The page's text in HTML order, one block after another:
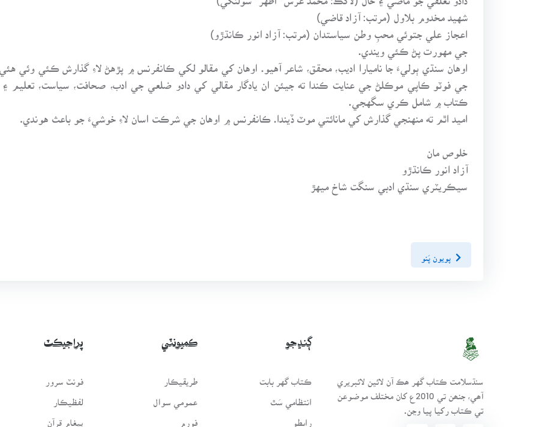
شهيد مخدوم بلاول (مرتب: آزاد قاضي)
اعجاز علي جتوئي محبِ وطن سياستدان (مرتب: آزاد انور ڪانڌڙو)
اوهان سنڌي ٻوليءَ جا ناميارا اديب، محقق، شاعر آهيو. اوهان کي مقالو لکي ڪانفرنس ۾ پڙهڻ لاءِ گذارش ڪئي وئي
جي فوٽو ڪاپي موڪلڻ جي عنايت ڪندا ته جيئن ان يادگار مقالي کي دادو ضلعي جي ادب، صحافت، سياست، تعليم ۽
ڪتاب ۾ شامل ڪري سگهجي.
اميد اٿم ته منهنجي گذارش کي مانائتي موٽ ڏيندا. ڪانفرنس ۾ اوهان جي شرڪت اسان لاءِ خوشيءَ جو باعث هوندي.
خلوص مان
آزاد انور ڪانڌڙو
سيڪريٽري سنڌي ادبي سنگت شاخ ميهڙ
پويون پَنو
سنڌسلامت ڪتاب گهر ھڪ آن لائين لائبريري
آھي، جنھن تي 2010ع کان مختلف موضوعن
تي ڪتاب رکيا پيا وڃن.
ڳنڍجو
ڪتاب گهر بابت
انتظامي سَٿ
رابطو
ڪميونٽي
طريقيڪار
عمومي سوال
فورم
پراجيڪٽ
فونٽ سرور
لفظيڪار
پيغامِ قرآن